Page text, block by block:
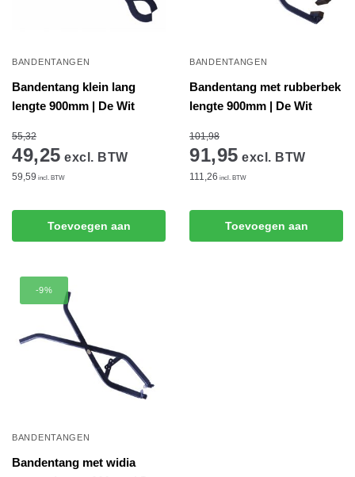
BANDENTANGEN
Bandentang klein lang
lengte 900mm | De Wit
55,32
49,25 excl. BTW
59,59 incl. BTW
Toevoegen aan
BANDENTANGEN
Bandentang met rubberbek
lengte 900mm | De Wit
101,98
91,95 excl. BTW
111,26 incl. BTW
Toevoegen aan
-9%
BANDENTANGEN
Bandentang met widia